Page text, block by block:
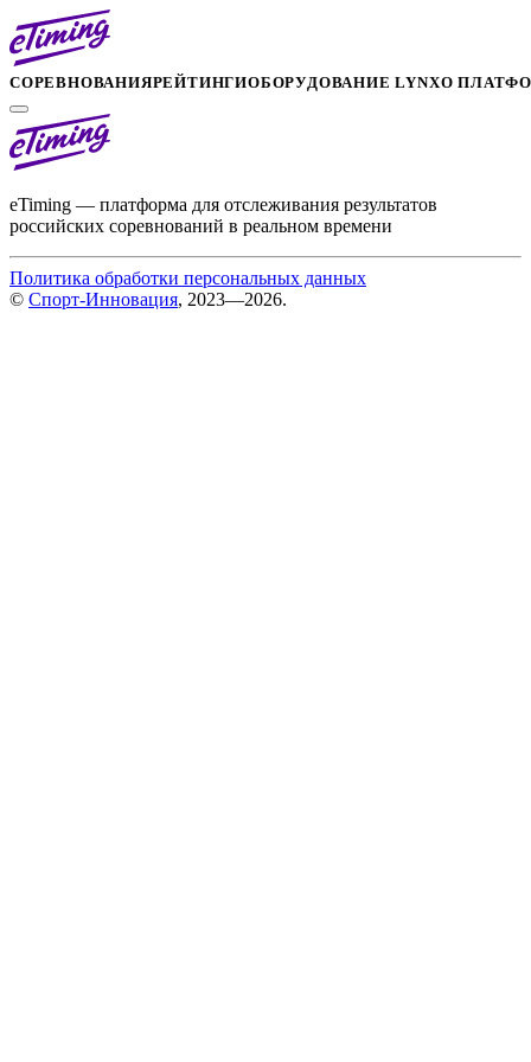
СОРЕВНОВАНИЯРЕЙТИНГИОБОРУДОВАНИЕ LYNXО
eTiming — платформа для отслеживания результатов
российских соревнований в реальном времени
Политика обработки персональных данных
© Спорт-Инновация, 2023—2026.